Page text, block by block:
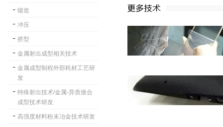
锻造
冲压
挤型
金属射出成型相关技术
金属成型制程外部耗材工艺研
发
特殊射出技术/金属-异质接合
成型技术研发
高强度材料粉末冶金技术研发